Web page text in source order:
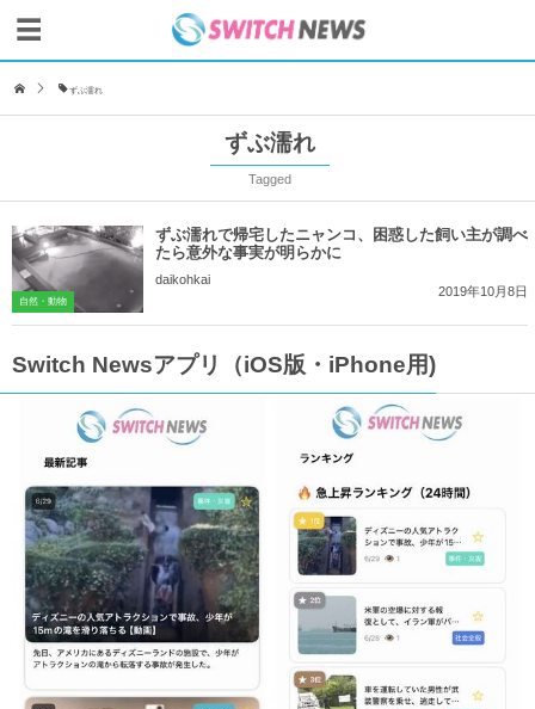
ずぶ濡れ
ずぶ濡れ
Tagged
自然・動物
ずぶ濡れで帰宅したニャンコ、困惑した飼い主が調べ
たら意外な事実が明らかに
daikohkai
2019年10月8日
Switch Newsアプリ（iOS版・iPhone用)